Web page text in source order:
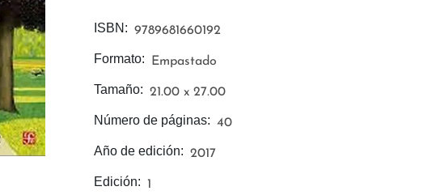
Edición: 1
Año de edición: 2017
Número de páginas: 40
Tamaño: 21.00 x 27.00
Formato: Empastado
ISBN: 9789681660192